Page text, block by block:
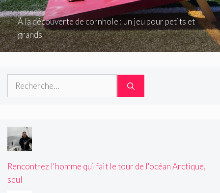
À la découverte de cornhole : un jeu pour petits et
grands
Rechercher :
Rencontrez l'homme qui fait le tour de l'océan Arctique,
seul